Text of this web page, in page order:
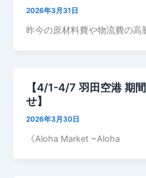
2026年3月31日
昨今の原材料費や物流費の高
【4/1-4/7 羽田空港 期
せ】
2026年3月30日
《Aloha Market ~Aloha